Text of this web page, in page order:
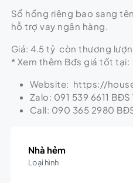
Sổ hồng riêng bao sang
hỗ trợ vay ngân hàng.
Giá: 4.5 tỷ còn thương
* Xem thêm Bđs giá tốt tại:
Website: https://
Zalo: 091 539 6611 BĐS
Call: 090 365 2980
Nhà hẻm
Loại hình